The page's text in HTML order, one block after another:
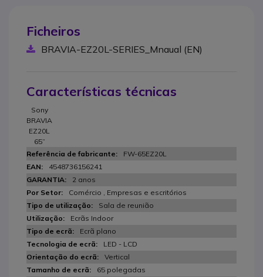
Ficheiros
BRAVIA-EZ20L-SERIES_Mnaual (EN)
Características técnicas
Sony
BRAVIA
EZ20L
65”
FW-65EZ20L
4548736156241
2 anos
Comércio , Empresas e escritórios
Sala de reunião
Ecrãs Indoor
Ecrã plano
LED - LCD
Vertical
65 polegadas